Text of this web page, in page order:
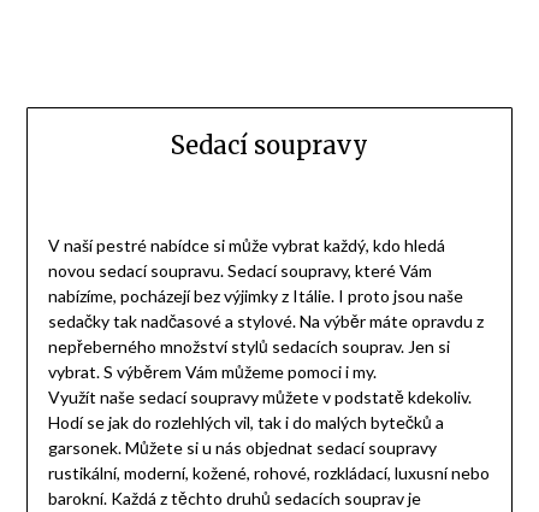
Sedací soupravy
V naší pestré nabídce si může vybrat každý, kdo hledá
novou sedací soupravu. Sedací soupravy, které Vám
nabízíme, pocházejí bez výjimky z Itálie. I proto jsou naše
sedačky tak nadčasové a stylové. Na výběr máte opravdu z
nepřeberného množství stylů sedacích souprav. Jen si
vybrat. S výběrem Vám můžeme pomoci i my.
Využít naše sedací soupravymůžete v podstatě kdekoliv.
Hodí se jak do rozlehlých vil, tak i do malých bytečků a
garsonek. Můžete si u nás objednat sedací soupravy
rustikální, moderní, kožené, rohové, rozkládací, luxusní nebo
barokní. Každá z těchto druhů sedacích souprav je